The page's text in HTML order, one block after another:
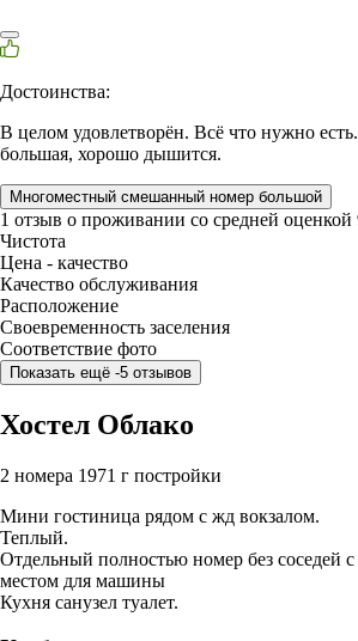
Достоинства:
В целом удовлетворён. Всё что нужно
большая, хорошо дышится.
Многоместный смешанный номер большой
1 отзыв о проживании со средней оценкой
Чистота
Цена - качество
Качество обслуживания
Расположение
Своевременность заселения
Соответствие фото
Показать ещё -5 отзывов
Хостел Облако
2 номера 1971 г постройки
Мини гостиница рядом с жд вокзалом.
Теплый.
Отдельный полностью номер без соседей
местом для машины
Кухня санузел туалет.